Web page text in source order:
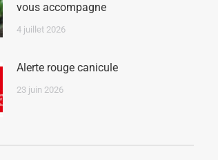
vous accompagne
4 juillet 2026
Alerte rouge canicule
23 juin 2026